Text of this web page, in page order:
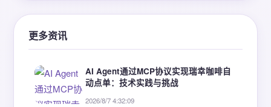
更多资讯
AI Agent通过MCP协议实现瑞幸咖啡自
动点单：技术实践与挑战
2026/8/7 4:32:09